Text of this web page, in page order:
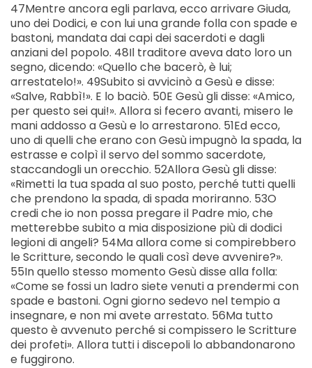
47Mentre ancora egli parlava, ecco arrivare Giuda,
uno dei Dodici, e con lui una grande folla con spade e
bastoni, mandata dai capi dei sacerdoti e dagli
anziani del popolo. 48Il traditore aveva dato loro un
segno, dicendo: «Quello che bacerò, è lui;
arrestatelo!». 49Subito si avvicinò a Gesù e disse:
«Salve, Rabbì!». E lo baciò. 50E Gesù gli disse: «Amico,
per questo sei qui!». Allora si fecero avanti, misero le
mani addosso a Gesù e lo arrestarono. 51Ed ecco,
uno di quelli che erano con Gesù impugnò la spada, la
estrasse e colpì il servo del sommo sacerdote,
staccandogli un orecchio. 52Allora Gesù gli disse:
«Rimetti la tua spada al suo posto, perché tutti quelli
che prendono la spada, di spada moriranno. 53O
credi che io non possa pregare il Padre mio, che
metterebbe subito a mia disposizione più di dodici
legioni di angeli? 54Ma allora come si compirebbero
le Scritture, secondo le quali così deve avvenire?».
55In quello stesso momento Gesù disse alla folla:
«Come se fossi un ladro siete venuti a prendermi con
spade e bastoni. Ogni giorno sedevo nel tempio a
insegnare, e non mi avete arrestato. 56Ma tutto
questo è avvenuto perché si compissero le Scritture
dei profeti». Allora tutti i discepoli lo abbandonarono
e fuggirono.